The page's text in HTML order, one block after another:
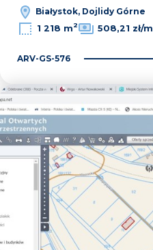
Białystok, Dojlidy Górne
1 218 m2 508,21 zł/m
ARV-GS-576